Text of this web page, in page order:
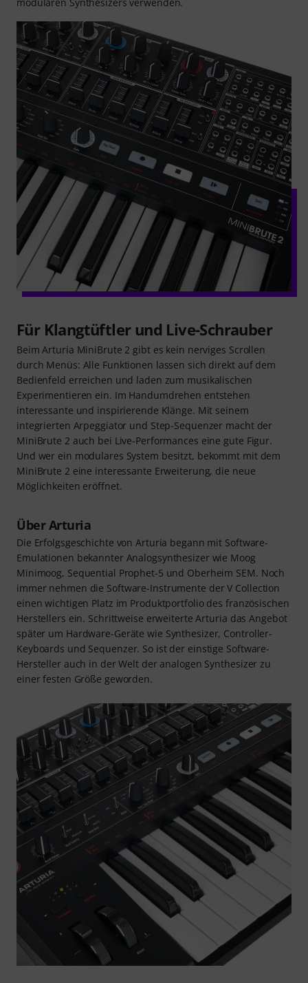
modularen Synthesizers verwenden.
Für Klangtüftler und Live-Schrauber
Beim Arturia MiniBrute 2 gibt es kein nerviges Scrollen
durch Menüs: Alle Funktionen lassen sich direkt auf dem
Bedienfeld erreichen und laden zum musikalischen
Experimentieren ein. Im Handumdrehen entstehen
interessante und inspirierende Klänge. Mit seinem
integrierten Arpeggiator und Step-Sequenzer macht der
MiniBrute 2 auch bei Live-Performances eine gute Figur.
Und wer ein modulares System besitzt, bekommt mit dem
MiniBrute 2 eine interessante Erweiterung, die neue
Möglichkeiten eröffnet.
Über Arturia
Die Erfolgsgeschichte von Arturia begann mit Software-
Emulationen bekannter Analogsynthesizer wie Moog
Minimoog, Sequential Prophet-5 und Oberheim SEM. Noch
immer nehmen die Software-Instrumente der V Collection
einen wichtigen Platz im Produktportfolio des französischen
Herstellers ein. Schrittweise erweiterte Arturia das Angebot
später um Hardware-Geräte wie Synthesizer, Controller-
Keyboards und Sequenzer. So ist der einstige Software-
Hersteller auch in der Welt der analogen Synthesizer zu
einer festen Größe geworden.